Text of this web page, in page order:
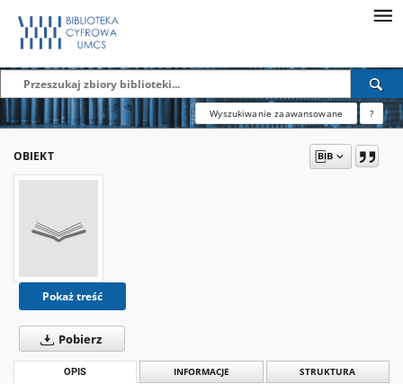
Wyszukiwanie zaawansowane ?
OBIEKT
Pokaż treść
Pobierz
OPIS INFORMACJE STRUKTURA